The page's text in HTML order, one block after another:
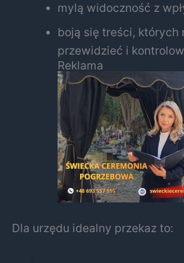
mylą widoczność z
boją się treści, których
przewidzieć i
Reklama
Dla urzędu idealny przekaz to: